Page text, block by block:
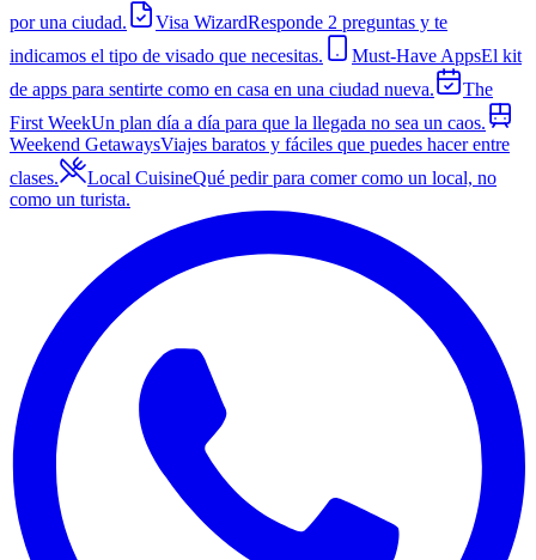
por una ciudad.
Visa WizardResponde 2 preguntas y te
indicamos el tipo de visado que necesitas.
Must-Have AppsEl kit
de apps para sentirte como en casa en una ciudad nueva.
The
First WeekUn plan día a día para que la llegada no sea un caos.
Weekend GetawaysViajes baratos y fáciles que puedes hacer entre
clases.
Local CuisineQué pedir para comer como un local, no
como un turista.